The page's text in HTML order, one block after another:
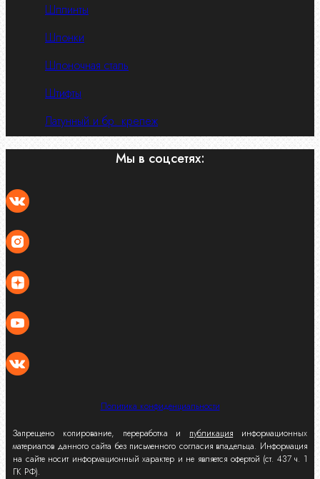
Шплинты
Шпонки
Шпоночная сталь
Штифты
Латунный и бр. крепеж
Мы в соцсетях:
Политика конфиденциальности
Запрещено копирование, переработка и публикация информационных
материалов данного сайта без письменного согласия владельца. Информация
на сайте носит информационный характер и не является офертой (ст. 437 ч. 1
ГК РФ).